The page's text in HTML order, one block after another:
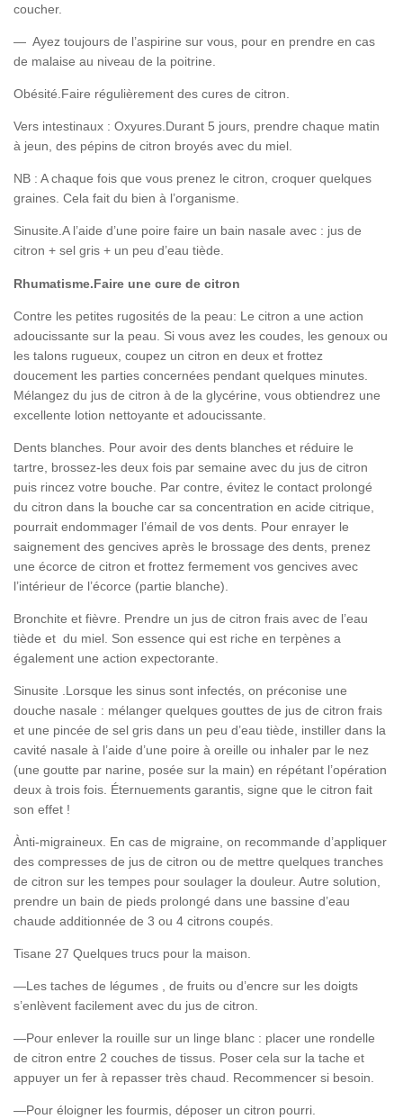
coucher.
— Ayez toujours de l’aspirine sur vous, pour en prendre en cas
de malaise au niveau de la poitrine.
Obésité.Faire régulièrement des cures de citron.
Vers intestinaux : Oxyures.Durant 5 jours, prendre chaque matin
à jeun, des pépins de citron broyés avec du miel.
NB : A chaque fois que vous prenez le citron, croquer quelques
graines. Cela fait du bien à l’organisme.
Sinusite.A l’aide d’une poire faire un bain nasale avec : jus de
citron + sel gris + un peu d’eau tiède.
Rhumatisme.Faire une cure de citron
Contre les petites rugosités de la peau: Le citron a une action
adoucissante sur la peau. Si vous avez les coudes, les genoux ou
les talons rugueux, coupez un citron en deux et frottez
doucement les parties concernées pendant quelques minutes.
Mélangez du jus de citron à de la glycérine, vous obtiendrez une
excellente lotion nettoyante et adoucissante.
Dents blanches. Pour avoir des dents blanches et réduire le
tartre, brossez-les deux fois par semaine avec du jus de citron
puis rincez votre bouche. Par contre, évitez le contact prolongé
du citron dans la bouche car sa concentration en acide citrique,
pourrait endommager l’émail de vos dents. Pour enrayer le
saignement des gencives après le brossage des dents, prenez
une écorce de citron et frottez fermement vos gencives avec
l’intérieur de l’écorce (partie blanche).
Bronchite et fièvre. Prendre un jus de citron frais avec de l’eau
tiède et du miel. Son essence qui est riche en terpènes a
également une action expectorante.
Sinusite .Lorsque les sinus sont infectés, on préconise une
douche nasale : mélanger quelques gouttes de jus de citron frais
et une pincée de sel gris dans un peu d’eau tiède, instiller dans la
cavité nasale à l’aide d’une poire à oreille ou inhaler par le nez
(une goutte par narine, posée sur la main) en répétant l’opération
deux à trois fois. Éternuements garantis, signe que le citron fait
son effet !
Ànti-migraineux. En cas de migraine, on recommande d’appliquer
des compresses de jus de citron ou de mettre quelques tranches
de citron sur les tempes pour soulager la douleur. Autre solution,
prendre un bain de pieds prolongé dans une bassine d’eau
chaude additionnée de 3 ou 4 citrons coupés.
Tisane 27 Quelques trucs pour la maison.
—Les taches de légumes , de fruits ou d’encre sur les doigts
s’enlèvent facilement avec du jus de citron.
—Pour enlever la rouille sur un linge blanc : placer une rondelle
de citron entre 2 couches de tissus. Poser cela sur la tache et
appuyer un fer à repasser très chaud. Recommencer si besoin.
—Pour éloigner les fourmis, déposer un citron pourri.